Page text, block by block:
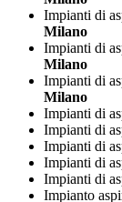
Impianti di
Milano
Impianti di
Milano
Impianti di
Milano
Impianti di
Impianti di
Impianti di
Impianti di
Impianti di
Impianto